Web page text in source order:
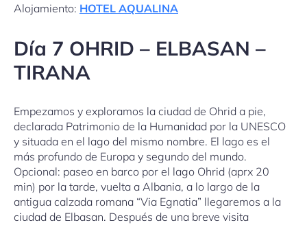
Alojamiento: HOTEL AQUALINA
Día 7 OHRID – ELBASAN –
TIRANA
Empezamos y exploramos la ciudad de Ohrid a pie,
declarada Patrimonio de la Humanidad por la UNESCO
y situada en el lago del mismo nombre. El lago es el
más profundo de Europa y segundo del mundo.
Opcional: paseo en barco por el lago Ohrid (aprx 20
min) por la tarde, vuelta a Albania, a lo largo de la
antigua calzada romana “Via Egnatia” llegaremos a la
ciudad de Elbasan. Después de una breve visita